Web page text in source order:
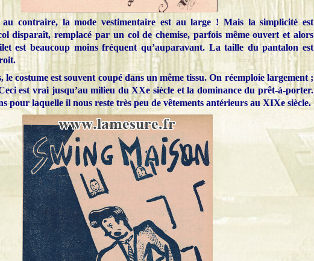
au contraire, la mode vestimentaire est au large ! Mais la simplicité est
disparaît, remplacé par un col de chemise, parfois même ouvert et alors
est beaucoup moins fréquent qu’auparavant. La taille du pantalon est
le costume est souvent coupé dans un même tissu. On réemploie largement ;
est vrai jusqu’au milieu du XXe siècle et la dominance du prêt-à-porter.
pour laquelle il nous reste très peu de vêtements antérieurs au XIXe siècle.